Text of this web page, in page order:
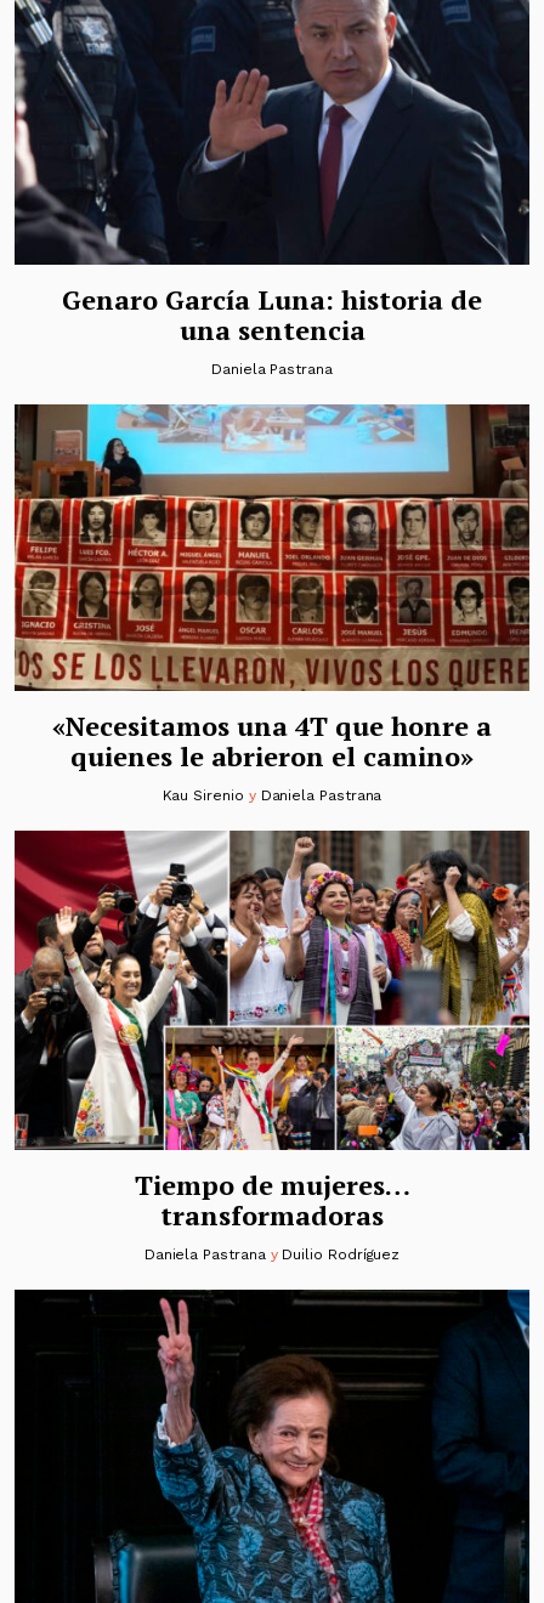
Genaro García Luna: historia de
una sentencia
Daniela Pastrana
«Necesitamos una 4T que honre a
quienes le abrieron el camino»
Kau Sirenio y Daniela Pastrana
Tiempo de mujeres…
transformadoras
Daniela Pastranay Duilio Rodríguez